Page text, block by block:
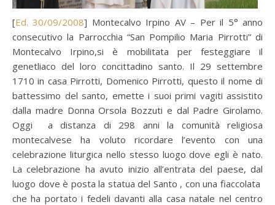
[ Ed. 30/09/2008] Montecalvo Irpino AV – Per il 5° anno
consecutivo la Parrocchia “San Pompilio Maria Pirrotti” di
Montecalvo Irpino,si è mobilitata per festeggiare il
genetliaco del loro concittadino santo. Il 29 settembre
1710 in casa Pirrotti, Domenico Pirrotti, questo il nome di
battessimo del santo, emette i suoi primi vagiti assistito
dalla madre Donna Orsola Bozzuti e dal Padre Girolamo.
Oggi a distanza di 298 anni la comunità religiosa
montecalvese ha voluto ricordare l’evento con una
celebrazione liturgica nello stesso luogo dove egli è nato.
La celebrazione ha avuto inizio all’entrata del paese, dal
luogo dove è posta la statua del Santo , con una fiaccolata
che ha portato i fedeli davanti alla casa natale nel centro